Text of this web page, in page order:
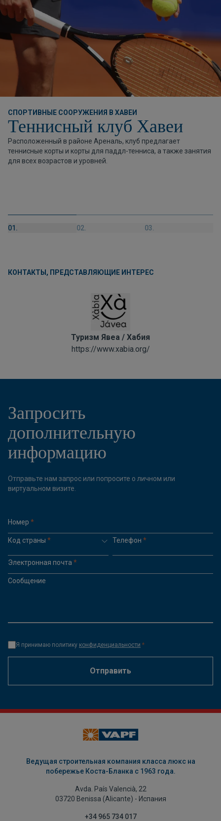
СПОРТИВНЫЕ СООРУЖЕНИЯ В ХАВЕИ
Теннисный клуб Хавеи
Расположенный в районе Ареналь, клуб предлагает
теннисные корты и корты для паддл-тенниса, а также занятия
для всех возрастов и уровней.
01. 02. 03.
КОНТАКТЫ, ПРЕДСТАВЛЯЮЩИЕ ИНТЕРЕС
Туризм Явеа / Хабия
https://www.xabia.org/
Запросить
дополнительную
информацию
Отправьте нам запрос или попросите о личном или
виртуальном визите.
Номер *
Код страны * Телефон *
Электронная почта *
Сообщение
Я принимаю политику конфиденциальности *
Отправить
Ведущая строительная компания класса люкс на
побережье Коста-Бланка с 1963 года.
Avda. País Valencià, 22
03720 Benissa (Alicante) - Испания
+34 965 734 017